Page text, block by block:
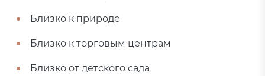
Близко к природе
Близко к торговым центрам
Близко от детского сада